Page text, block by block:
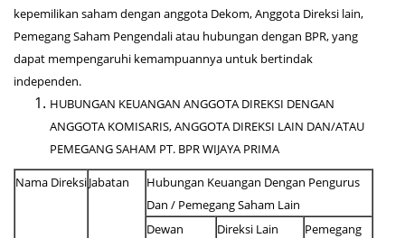
kepemilikan saham dengan anggota Dekom, Anggota Direksi lain,
Pemegang Saham Pengendali atau hubungan dengan BPR, yang
dapat mempengaruhi kemampuannya untuk bertindak
independen.
HUBUNGAN KEUANGAN ANGGOTA DIREKSI DENGAN
ANGGOTA KOMISARIS, ANGGOTA DIREKSI LAIN DAN/ATAU
PEMEGANG SAHAM PT. BPR WIJAYA PRIMA
Nama DireksiJabatan
Hubungan Keuangan Dengan Pengurus
Dan / Pemegang Saham Lain
Dewan
Direksi Lain
Pemegang